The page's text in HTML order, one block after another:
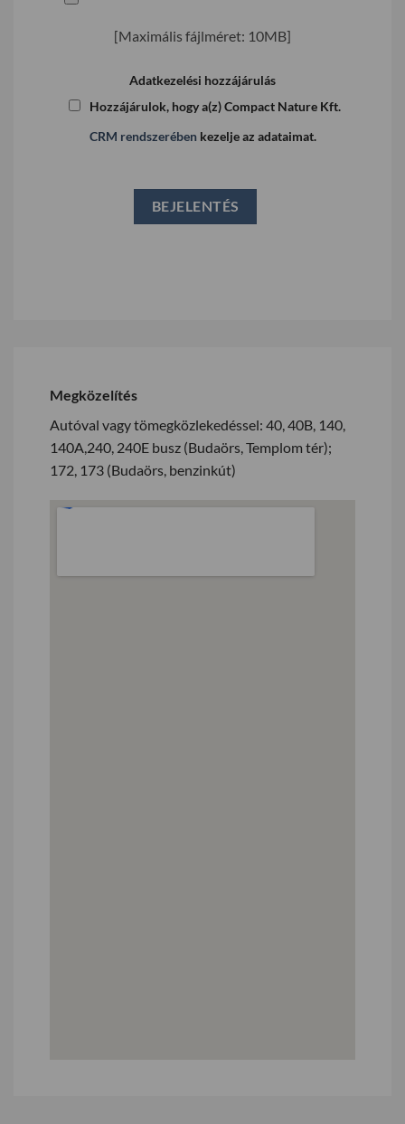
[Maximális fájlméret: 10MB]
Adatkezelési hozzájárulás
Hozzájárulok, hogy a(z) Compact Nature Kft.
CRM rendszerében kezelje az adataimat.
Megközelítés
Autóval vagy tömegközlekedéssel: 40, 40B, 140,
140A,240, 240E busz (Budaörs, Templom tér);
172, 173 (Budaörs, benzinkút)